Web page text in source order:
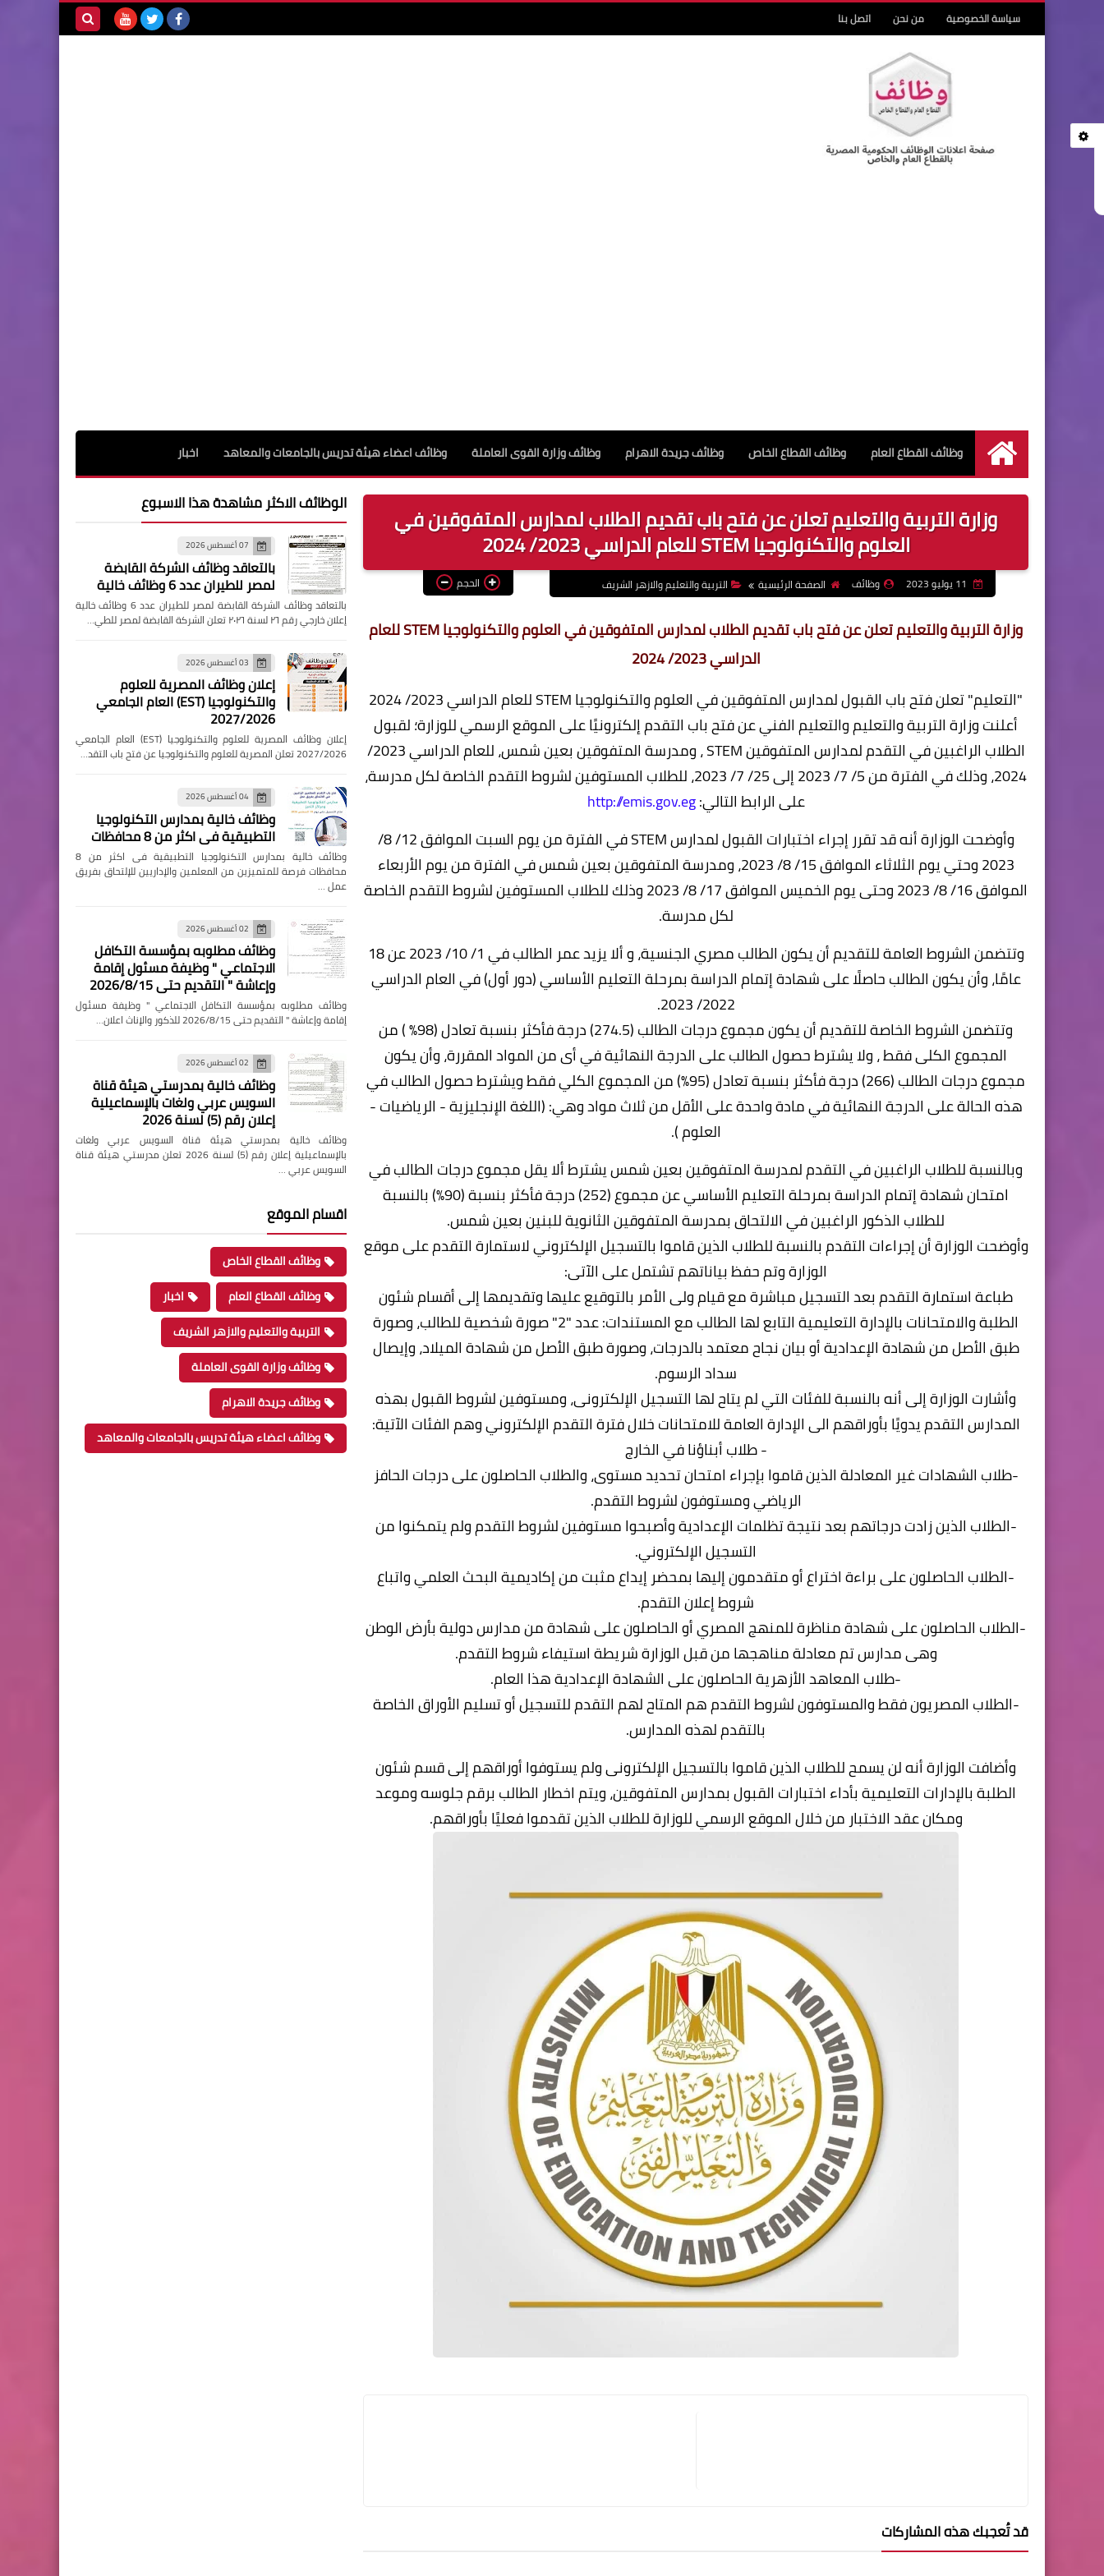
سياسة الخصوصية من نحن اتصل بنا
الرئيسية
وظائف القطاع العام وظائف القطاع الخاص وظائف جريدة الاهرام وظائف وزارة القوى العاملة وظائف اعضاء هيئة تدريس بالجامعات والمعاهد اخبار
وزارة التربية والتعليم تعلن عن فتح باب تقديم الطلاب لمدارس المتفوقين في
العلوم والتكنولوجيا STEM للعام الدراسي 2023/ 2024
وظائف الصفحة الرئيسية التربية والتعليم والازهر الشريف الحجم
وزارة التربية والتعليم تعلن عن فتح باب تقديم الطلاب لمدارس المتفوقين في العلوم والتكنولوجيا STEM للعام
الدراسي 2023/ 2024
"التعليم" تعلن فتح باب القبول لمدارس المتفوقين في العلوم والتكنولوجيا STEM للعام الدراسي 2023/ 2024
أعلنت وزارة التربية والتعليم والتعليم الفني عن فتح باب التقدم إلكترونيًا على الموقع الرسمي للوزارة؛ لقبول
الطلاب الراغبين في التقدم لمدارس المتفوقين STEM ، ومدرسة المتفوقين بعين شمس، للعام الدراسي 2023/
2024، وذلك في الفترة من 5/ 7/ 2023 إلى 25/ 7/ 2023، للطلاب المستوفين لشروط التقدم الخاصة لكل مدرسة،
على الرابط التالي:http://emis.gov.eg
وأوضحت الوزارة أنه قد تقرر إجراء اختبارات القبول لمدارس STEM في الفترة من يوم السبت الموافق 12/ 8/
2023 وحتي يوم الثلاثاء الموافق 15/ 8/ 2023، ومدرسة المتفوقين بعين شمس في الفترة من يوم الأربعاء
الموافق 16/ 8/ 2023 وحتى يوم الخميس الموافق 17/ 8/ 2023 وذلك للطلاب المستوفين لشروط التقدم الخاصة
لكل مدرسة.
وتتضمن الشروط العامة للتقديم أن يكون الطالب مصري الجنسية، و ألا يزيد عمر الطالب في 1/ 10/ 2023 عن 18
عامًا، وأن يكون الطالب حاصلًا على شهادة إتمام الدراسة بمرحلة التعليم الأساسي (دور أول) في العام الدراسي
2022/ 2023.
وتتضمن الشروط الخاصة للتقديم أن يكون مجموع درجات الطالب (274.5) درجة فأكثر بنسبة تعادل (98% ) من
المجموع الكلى فقط ، ولا يشترط حصول الطالب على الدرجة النهائية في أى من المواد المقررة، وأن يكون
مجموع درجات الطالب (266) درجة فأكثر بنسبة تعادل (95%) من المجموع الكلي فقط ويشترط حصول الطالب في
هذه الحالة على الدرجة النهائية في مادة واحدة على الأقل من ثلاث مواد وهي: (اللغة الإنجليزية - الرياضيات -
العلوم ).
وبالنسبة للطلاب الراغبين في التقدم لمدرسة المتفوقين بعين شمس يشترط ألا يقل مجموع درجات الطالب في
امتحان شهادة إتمام الدراسة بمرحلة التعليم الأساسي عن مجموع (252) درجة فأكثر بنسبة (90%) بالنسبة
للطلاب الذكور الراغبين في الالتحاق بمدرسة المتفوقين الثانوية للبنين بعين شمس.
وأوضحت الوزارة أن إجراءات التقدم بالنسبة للطلاب الذين قاموا بالتسجيل الإلكتروني لاستمارة التقدم على موقع
الوزارة وتم حفظ بياناتهم تشتمل على الآتى:
طباعة استمارة التقدم بعد التسجيل مباشرة مع قيام ولى الأمر بالتوقيع عليها وتقديمها إلى أقسام شئون
الطلبة والامتحانات بالإدارة التعليمية التابع لها الطالب مع المستندات: عدد "2" صورة شخصية للطالب، وصورة
طبق الأصل من شهادة الإعدادية أو بيان نجاح معتمد بالدرجات، وصورة طبق الأصل من شهادة الميلاد، وإيصال
سداد الرسوم.
وأشارت الوزارة إلى أنه بالنسبة للفئات التي لم يتاح لها التسجيل الإلكترونى، ومستوفين لشروط القبول بهذه
المدارس التقدم يدويًا بأوراقهم الى الإدارة العامة للامتحانات خلال فترة التقدم الإلكتروني وهم الفئات الآتية:
- طلاب أبناؤنا في الخارج
-طلاب الشهادات غير المعادلة الذين قاموا بإجراء امتحان تحديد مستوى، والطلاب الحاصلون على درجات الحافز
الرياضي ومستوفون لشروط التقدم.
-الطلاب الذين زادت درجاتهم بعد نتيجة تظلمات الإعدادية وأصبحوا مستوفين لشروط التقدم ولم يتمكنوا من
التسجيل الإلكتروني.
-الطلاب الحاصلون على براءة اختراع أو متقدمون إليها بمحضر إيداع مثبت من إكاديمية البحث العلمي واتباع
شروط إعلان التقدم.
-الطلاب الحاصلون على شهادة مناظرة للمنهج المصري أو الحاصلون على شهادة من مدارس دولية بأرض الوطن
وهى مدارس تم معادلة مناهجها من قبل الوزارة شريطة استيفاء شروط التقدم.
-طلاب المعاهد الأزهرية الحاصلون على الشهادة الإعدادية هذا العام.
-الطلاب المصريون فقط والمستوفون لشروط التقدم هم المتاح لهم التقدم للتسجيل أو تسليم الأوراق الخاصة
بالتقدم لهذه المدارس.
وأضافت الوزارة أنه لن يسمح للطلاب الذين قاموا بالتسجيل الإلكترونى ولم يستوفوا أوراقهم إلى قسم شئون
الطلبة بالإدارات التعليمية بأداء اختبارات القبول بمدارس المتفوقين، ويتم اخطار الطالب برقم جلوسه وموعد
ومكان عقد الاختبار من خلال الموقع الرسمي للوزارة للطلاب الذين تقدموا فعليًا بأوراقهم.
قد تُعجبك هذه المشاركات
الوظائف الاكثر مشاهدة هذا الاسبوع
07 أغسطس 2026
بالتعاقد وظائف الشركة القابضة
لمصر للطيران عدد 6 وظائف خالية
بالتعاقد وظائف الشركة القابضة لمصر للطيران عدد 6 وظائف خالية
إعلان خارجي رقم ٢٦ لسنة ٢٠٢٦ تعلن الشركة القابضة لمصر للطي…
03 أغسطس 2026
إعلان وظائف المصرية للعلوم
والتكنولوجيا (EST) العام الجامعي
2027/2026
إعلان وظائف المصرية للعلوم والتكنولوجيا (EST) العام الجامعي
2027/2026 تعلن المصرية للعلوم والتكنولوجيا عن فتح باب التقد…
04 أغسطس 2026
وظائف خالية بمدارس التكنولوجيا
التطبيقية فى اكثر من 8 محافظات
وظائف خالية بمدارس التكنولوجيا التطبيقية فى اكثر من 8
محافظات فرصة للمتميزين من المعلمين والإداريين للإلتحاق بفريق
عمل …
02 أغسطس 2026
وظائف مطلوبه بمؤسسة التكافل
الاجتماعي " وظيفة مسئول إقامة
وإعاشة " التقديم حتى 2026/8/15
وظائف مطلوبه بمؤسسة التكافل الاجتماعي " وظيفة مسئول
إقامة وإعاشة " التقديم حتى 2026/8/15 للذكور والإناث اعلان…
02 أغسطس 2026
وظائف خالية بمدرستي هيئة قناة
السويس عربي ولغات بالإسماعيلية
إعلان رقم (5) لسنة 2026
وظائف خالية بمدرستي هيئة قناة السويس عربي ولغات
بالإسماعيلية إعلان رقم (5) لسنة 2026 تعلن مدرستي هيئة قناة
السويس عربي …
اقسام الموقع
وظائف القطاع الخاص
وظائف القطاع العام
اخبار
التربية والتعليم والازهر الشريف
وظائف وزارة القوى العاملة
وظائف جريدة الاهرام
وظائف اعضاء هيئة تدريس بالجامعات والمعاهد